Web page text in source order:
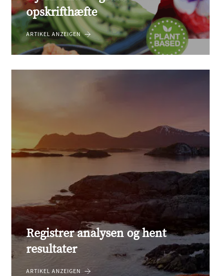
opskrifthæfte
ARTIKEL ANZEIGEN
Registrer analysen og hent
resultater
ARTIKEL ANZEIGEN